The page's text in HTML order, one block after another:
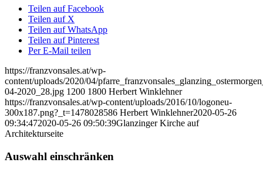
Teilen auf Facebook
Teilen auf X
Teilen auf WhatsApp
Teilen auf Pinterest
Per E-Mail teilen
https://franzvonsales.at/wp-
content/uploads/2020/04/
04-2020_28.jpg 1200 1800 Herbert Winklehner
https://franzvonsales.at/wp-content/uploads/2016/10/logoneu-
300x187.png?_t=1478028586 Herbert Winklehner2020-05-26
09:34:472020-05-26 09:50:39Glanzinger Kirche auf
Architekturseite
Auswahl einschränken